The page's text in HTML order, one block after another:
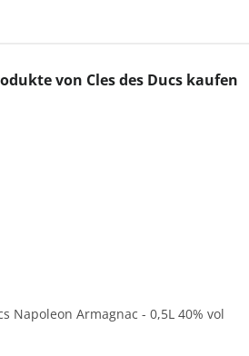
überspringen
von Cles des Ducs kaufen
Napoleon Armagnac - 0,5L 40% vol